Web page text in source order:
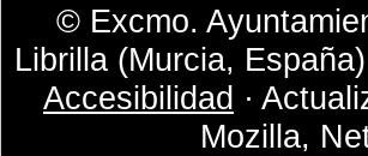
© Excmo.
Librilla (Murcia,
Accesibilidad ·
Mozilla,